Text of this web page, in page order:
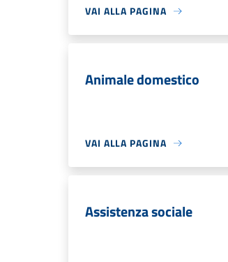
VAI ALLA PAGINA
Animale domestico
VAI ALLA PAGINA
Assistenza sociale